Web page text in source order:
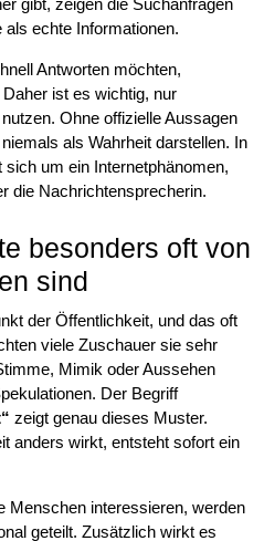
gibt, zeigen die Suchanfragen
echte Informationen.
Antworten möchten,
ist es wichtig, nur
Ohne offizielle Aussagen
als Wahrheit darstellen. In
um ein Internetphänomen,
die Nachrichtensprecherin.
besonders oft von
sind
der Öffentlichkeit, und das oft
viele Zuschauer sie sehr
Mimik oder Aussehen
Der Begriff
zeigt genau dieses Muster.
anders wirkt, entsteht sofort ein
Menschen interessieren, werden
geteilt. Zusätzlich wirkt es